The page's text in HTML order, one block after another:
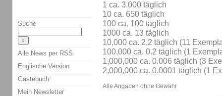
1 ca. 3.000 täglich
10 ca. 650 täglich
100 ca. 100 täglich
1000 ca. 13 täglich
10,000 ca. 2,2 täglich (11
100,000 ca. 0.2 täglich (1
1,000,000 ca. 0.006 täglich (3
2,000,000 ca. 0.0001 täglich (1
Alle Angaben ohne Gewähr
Suche
Alle News per RSS
Englische Version
Gästebuch
Mein Newsletter